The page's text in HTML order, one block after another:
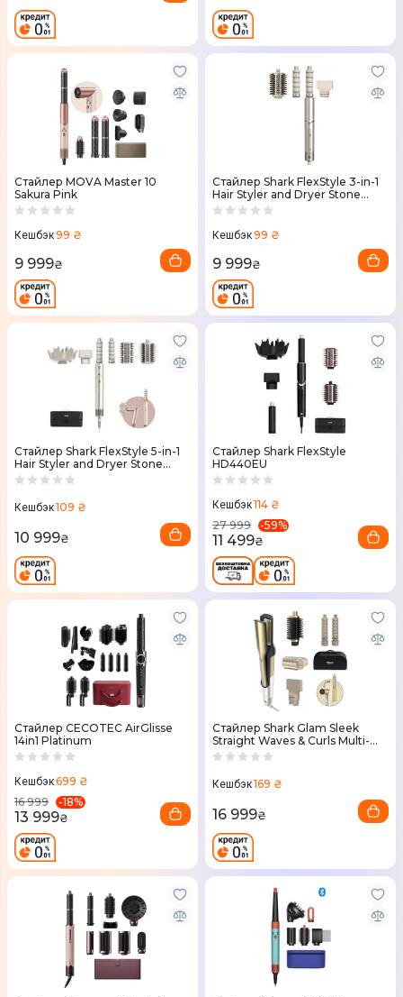
Стайлер MOVA Master 10
Sakura Pink
Кешбэк99 ₴
9 999₴
Стайлер Shark FlexStyle 3-in-1
Hair Styler and Dryer Stone
HD426SLEU
Кешбэк99 ₴
9 999₴
Стайлер Shark FlexStyle 5-in-1
Hair Styler and Dryer Stone
HD446SLEU
Кешбэк109 ₴
10 999₴
Стайлер Shark FlexStyle
HD440EU
Кешбэк114 ₴
27 999
-59%
11 499₴
Стайлер CECOTEC AirGlisse
14in1 Platinum
Кешбэк699 ₴
16 999
-18%
13 999₴
Стайлер Shark Glam Sleek
Straight Waves & Curls Multi-
styler HD6051SEU
Кешбэк169 ₴
16 999₴